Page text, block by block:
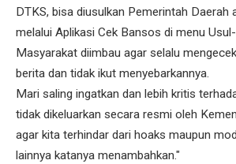
DTKS, bisa diusulkan Pemerintah Daerah
melalui Aplikasi Cek Bansos di menu
Masyarakat diimbau agar selalu
berita dan tidak ikut menyebarkannya.
Mari saling ingatkan dan lebih kritis
tidak dikeluarkan secara resmi oleh
agar kita terhindar dari hoaks maupun
lainnya katanya menambahkan."